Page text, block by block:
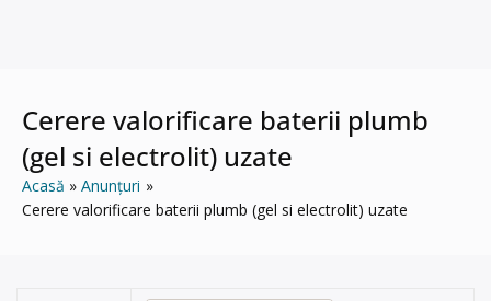
Cerere valorificare baterii plumb
(gel si electrolit) uzate
Acasă
Anunțuri
Cerere valorificare baterii plumb (gel si electrolit) uzate